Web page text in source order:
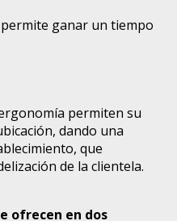
ganar un tiempo
permiten su
dando una
que
de la clientela.
ofrecen en dos